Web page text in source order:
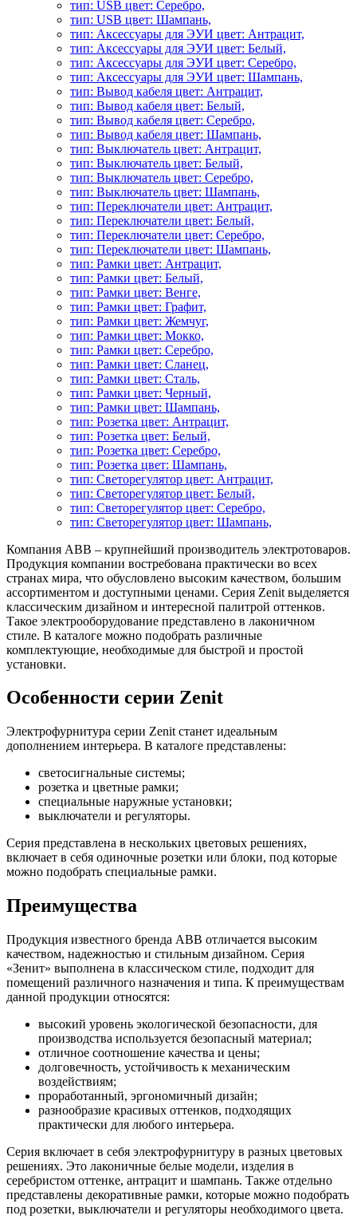
тип: USB цвет: Серебро,
тип: USB цвет: Шампань,
тип: Аксессуары для ЭУИ цвет: Антрацит,
тип: Аксессуары для ЭУИ цвет: Белый,
тип: Аксессуары для ЭУИ цвет: Серебро,
тип: Аксессуары для ЭУИ цвет: Шампань,
тип: Вывод кабеля цвет: Антрацит,
тип: Вывод кабеля цвет: Белый,
тип: Вывод кабеля цвет: Серебро,
тип: Вывод кабеля цвет: Шампань,
тип: Выключатель цвет: Антрацит,
тип: Выключатель цвет: Белый,
тип: Выключатель цвет: Серебро,
тип: Выключатель цвет: Шампань,
тип: Переключатели цвет: Антрацит,
тип: Переключатели цвет: Белый,
тип: Переключатели цвет: Серебро,
тип: Переключатели цвет: Шампань,
тип: Рамки цвет: Антрацит,
тип: Рамки цвет: Белый,
тип: Рамки цвет: Венге,
тип: Рамки цвет: Графит,
тип: Рамки цвет: Жемчуг,
тип: Рамки цвет: Мокко,
тип: Рамки цвет: Серебро,
тип: Рамки цвет: Сланец,
тип: Рамки цвет: Сталь,
тип: Рамки цвет: Черный,
тип: Рамки цвет: Шампань,
тип: Розетка цвет: Антрацит,
тип: Розетка цвет: Белый,
тип: Розетка цвет: Серебро,
тип: Розетка цвет: Шампань,
тип: Светорегулятор цвет: Антрацит,
тип: Светорегулятор цвет: Белый,
тип: Светорегулятор цвет: Серебро,
тип: Светорегулятор цвет: Шампань,
Компания АВВ – крупнейший производитель электротоваров.
Продукция компании востребована практически во всех
странах мира, что обусловлено высоким качеством, большим
ассортиментом и доступными ценами. Серия Zenit выделяется
классическим дизайном и интересной палитрой оттенков.
Такое электрооборудование представлено в лаконичном
стиле. В каталоге можно подобрать различные
комплектующие, необходимые для быстрой и простой
установки.
Особенности серии Zenit
Электрофурнитура серии Zenit станет идеальным
дополнением интерьера. В каталоге представлены:
светосигнальные системы;
розетка и цветные рамки;
специальные наружные установки;
выключатели и регуляторы.
Серия представлена в нескольких цветовых решениях,
включает в себя одиночные розетки или блоки, под которые
можно подобрать специальные рамки.
Преимущества
Продукция известного бренда АВВ отличается высоким
качеством, надежностью и стильным дизайном. Серия
«Зенит» выполнена в классическом стиле, подходит для
помещений различного назначения и типа. К преимуществам
данной продукции относятся:
высокий уровень экологической безопасности, для
производства используется безопасный материал;
отличное соотношение качества и цены;
долговечность, устойчивость к механическим
воздействиям;
проработанный, эргономичный дизайн;
разнообразие красивых оттенков, подходящих
практически для любого интерьера.
Серия включает в себя электрофурнитуру в разных цветовых
решениях. Это лаконичные белые модели, изделия в
серебристом оттенке, антрацит и шампань. Также отдельно
представлены декоративные рамки, которые можно подобрать
под розетки, выключатели и регуляторы необходимого цвета.